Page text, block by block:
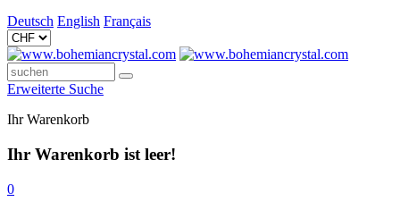
Deutsch English Français
Erweiterte Suche
Ihr Warenkorb
Ihr Warenkorb ist leer!
0